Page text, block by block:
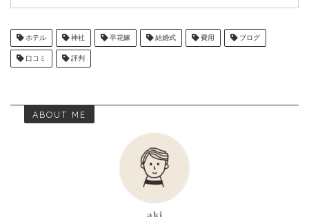
ホテル 神社 卒花嫁 結婚式 費用 ブログ
口コミ 評判
ABOUT ME